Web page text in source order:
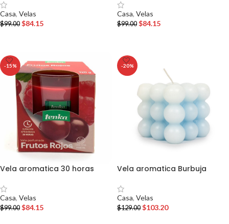
Casa, Velas
$99.00 $84.15
Casa, Velas
$99.00 $84.15
-15%
Vela aromatica 30 horas
Casa, Velas
$99.00 $84.15
-20%
Vela aromatica Burbuja
Casa, Velas
$129.00 $103.20